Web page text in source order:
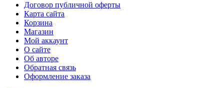
Договор публичной оферты
Карта сайта
Корзина
Магазин
Мой аккаунт
О сайте
Об авторе
Обратная связь
Оформление заказа